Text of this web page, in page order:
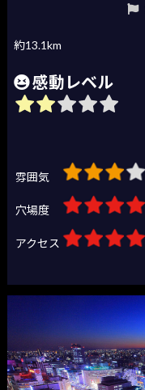
約13.1km
感動レベル
雰囲気
穴場度
アクセス